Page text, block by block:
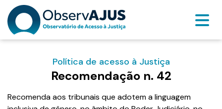
Política de acesso à Justiça
Recomendação n. 42
Recomenda aos tribunais que adotem a linguagem